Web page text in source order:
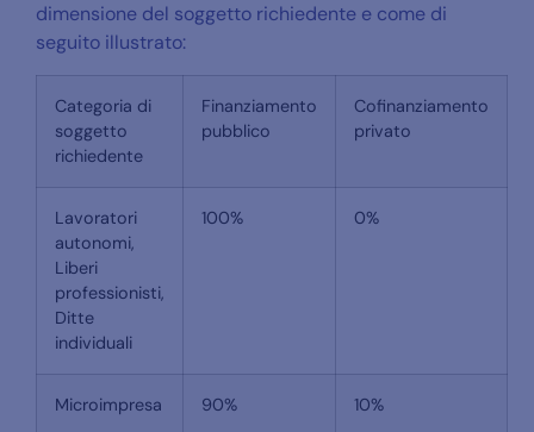
dimensione del soggetto richiedente e come di
seguito illustrato:
Categoria di
soggetto
richiedente
Finanziamento
pubblico
Cofinanziamento
privato
Lavoratori
autonomi,
Liberi
professionisti,
Ditte
individuali
100% 0%
Microimpresa 90% 10%